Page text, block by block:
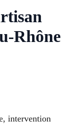
Rhône
intervention